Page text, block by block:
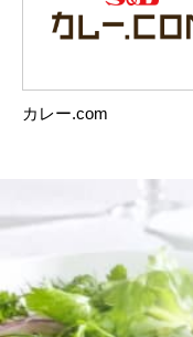
カレー.com